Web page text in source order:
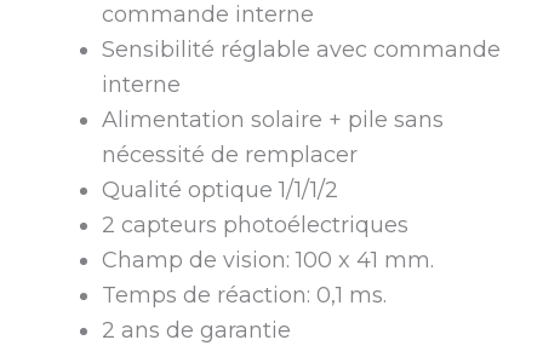
commande interne
Sensibilité réglable avec commande
interne
Alimentation solaire + pile sans
nécessité de remplacer
Qualité optique 1/1/1/2
2 capteurs photoélectriques
Champ de vision: 100 x 41 mm.
Temps de réaction: 0,1 ms.
2 ans de garantie